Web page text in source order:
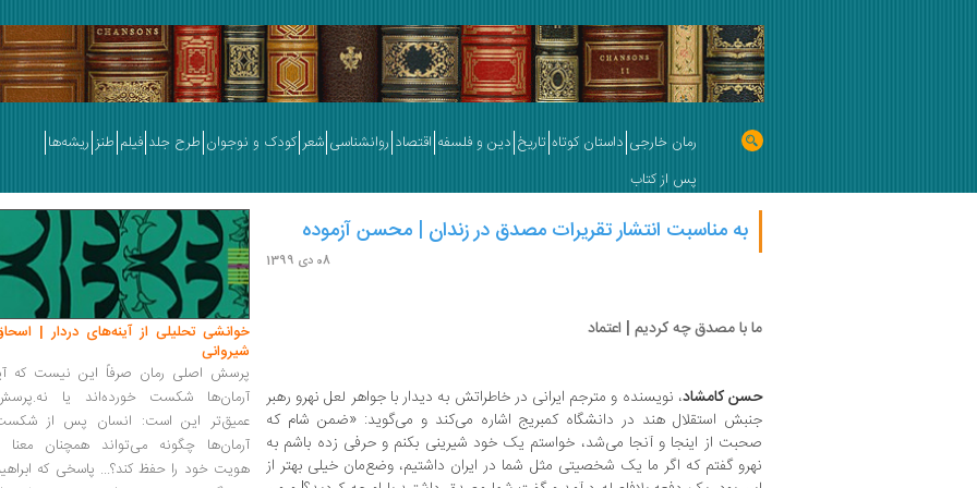
رمان خارجی داستان کوتاه تاریخ دین و فلسفه اقتصاد روانشناسی شعر کودک و نوجوان طرح جلد فیلم طنز ریشه‌ها
پس از کتاب
به مناسبت انتشار تقریرات مصدق در زندان | محسن آزموده
08 دی 1399
ما با مصدق چه کردیم | اعتماد
حسن کامشاد، نویسنده و مترجم ایرانی در خاطراتش به دیدار با جواهر لعل نهرو رهبر
جنبش استقلال هند در دانشگاه کمبریج اشاره می‌کند و می‌گوید: «ضمن شام که
صحبت از اینجا و آنجا می‌شد، خواستم یک خود شیرینی بکنم و حرفی زده باشم به
نهرو گفتم که اگر ما یک شخصیتی مثل شما در ایران داشتیم، وضع‌مان خیلی بهتر از
خوانشی تحلیلی از آینه‌های دردار |
شیروانی
پرسش اصلی رمان صرفاً این نیست که
آرمان‌ها شکست خورده‌اند یا
عمیق‌تر این است: انسان پس از
آرمان‌ها چگونه می‌تواند همچنان معنا
هویت خود را حفظ کند؟... پاسخی که